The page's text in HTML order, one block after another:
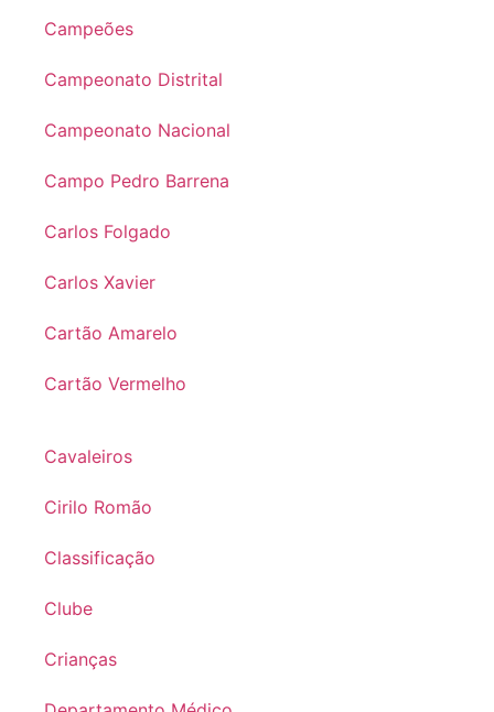
Campeões
Campeonato Distrital
Campeonato Nacional
Campo Pedro Barrena
Carlos Folgado
Carlos Xavier
Cartão Amarelo
Cartão Vermelho
Cavaleiros
Cirilo Romão
Classificação
Clube
Crianças